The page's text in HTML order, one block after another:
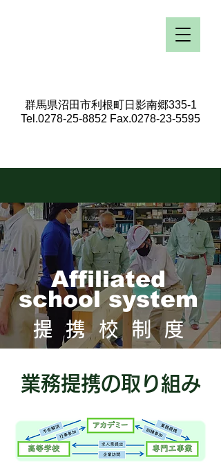
群馬県沼田市利根町日影南郷335-1
Tel.0278-25-8852 Fax.0278-23-5595
Affiliated
school system
提携校制 度
業務提携の取り組み